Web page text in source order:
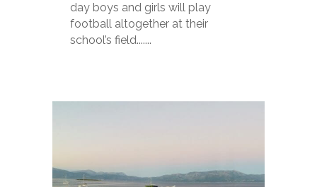
day boys and girls will play
football altogether at their
school’s field.......